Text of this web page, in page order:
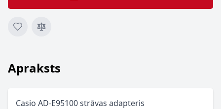
Apraksts
Casio AD-E95100 strāvas adapteris